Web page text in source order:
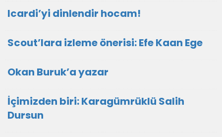
Icardi’yi dinlendir hocam!
Scout’lara izleme önerisi: Efe Kaan Ege
Okan Buruk’a yazar
İçimizden biri: Karagümrüklü Salih
Dursun